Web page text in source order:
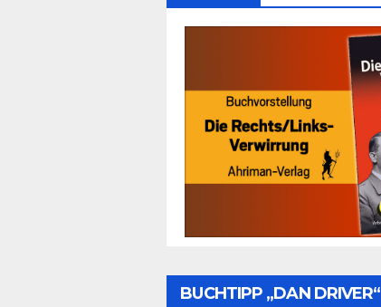
BUCHTIPP „DAN DRIVER“